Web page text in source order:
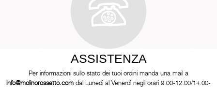
ASSISTENZA
Per informazioni sullo stato dei tuoi ordini manda una mail a
info@molinorossetto.com dal Lunedì al Venerdì negli orari 9.00-12.00/14.00-